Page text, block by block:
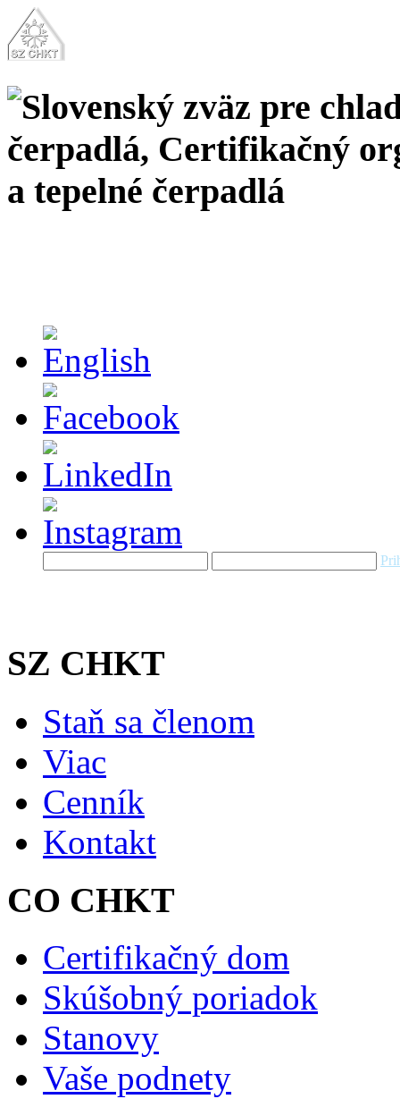
SZ CHKT
Staň sa členom
Viac
Cenník
Kontakt
CO CHKT
Certifikačný dom
Skúšobný poriadok
Stanovy
Vaše podnety